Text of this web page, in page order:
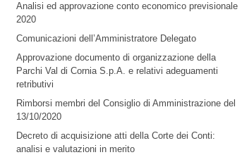
Analisi ed approvazione conto economico previsionale
2020
Comunicazioni dell’Amministratore Delegato
Approvazione documento di organizzazione della
Parchi Val di Cornia S.p.A. e relativi adeguamenti
retributivi
Rimborsi membri del Consiglio di Amministrazione del
13/10/2020
Decreto di acquisizione atti della Corte dei Conti:
analisi e valutazioni in merito